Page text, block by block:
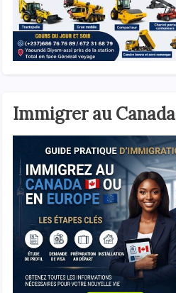
Immigrer au Canada